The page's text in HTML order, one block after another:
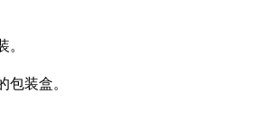
。
包装盒。